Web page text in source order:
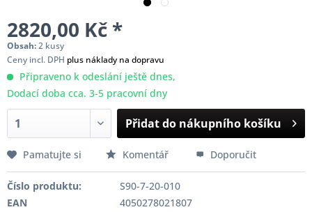
2820,00 Kč *
Obsah:2 kusy
Ceny incl. DPH plus náklady na dopravu
Připraveno k odeslání ještě dnes,
Dodací doba cca. 3-5 pracovní dny
Přidat do nákupního košíku
Pamatujte si Komentář Doporučit
Číslo produktu:
S90-7-20-010
EAN
4050278021807